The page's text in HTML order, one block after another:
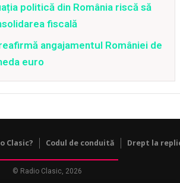
politică din România riscă să
fiscală
angajamentul României de
euro
Clasic? Codul de conduită Drept la
© Radio Clasic, 2026